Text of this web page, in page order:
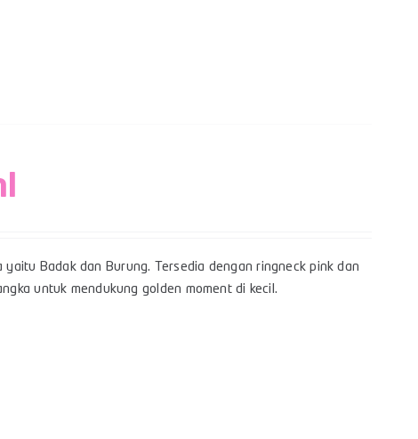
Badak dan Burung. Tersedia dengan ringneck pink dan
untuk mendukung golden moment di kecil.